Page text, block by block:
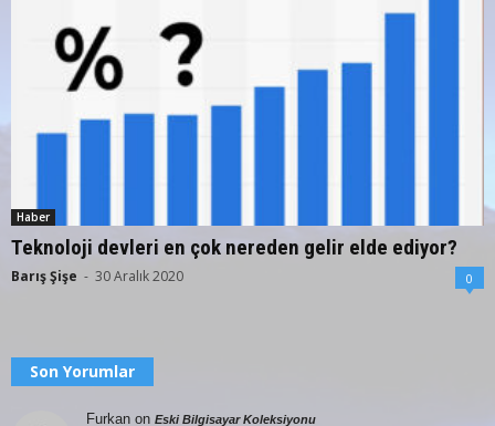
Haber
Teknoloji devleri en çok nereden gelir elde ediyor?
Barış Şişe - 30 Aralık 2020 0
Son Yorumlar
Furkan on Eski Bilgisayar Koleksiyonu